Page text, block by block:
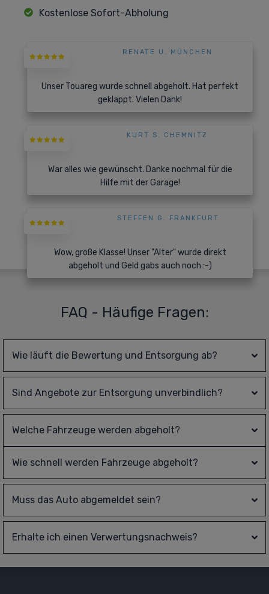
Kostenlose Sofort-Abholung
RENATE U. MÜNCHEN
Unser Touareg wurde schnell abgeholt. Hat perfekt
geklappt. Vielen Dank!
KURT S. CHEMNITZ
War alles wie gewünscht. Danke nochmal für die
Hilfe mit der Garage!
STEFFEN G. FRANKFURT
Wow, große Klasse! Unser "Alter" wurde direkt
abgeholt und Geld gabs auch noch :-)
FAQ - Häufige Fragen:
Wie läuft die Bewertung und Entsorgung ab?
Sind Angebote zur Entsorgung unverbindlich?
Welche Fahrzeuge werden abgeholt?
Wie schnell werden Fahrzeuge abgeholt?
Muss das Auto abgemeldet sein?
Erhalte ich einen Verwertungsnachweis?